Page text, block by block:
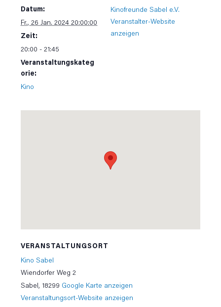
Datum:
Fr., 26 Jan. 2024 20:00:00
Zeit:
20:00 - 21:45
Veranstaltungskateg
orie:
Kino
Kinofreunde Sabel e.V.
Veranstalter-Website
anzeigen
VERANSTALTUNGSORT
Kino Sabel
Wiendorfer Weg 2
Sabel, 18299 Google Karte anzeigen
Veranstaltungsort-Website anzeigen